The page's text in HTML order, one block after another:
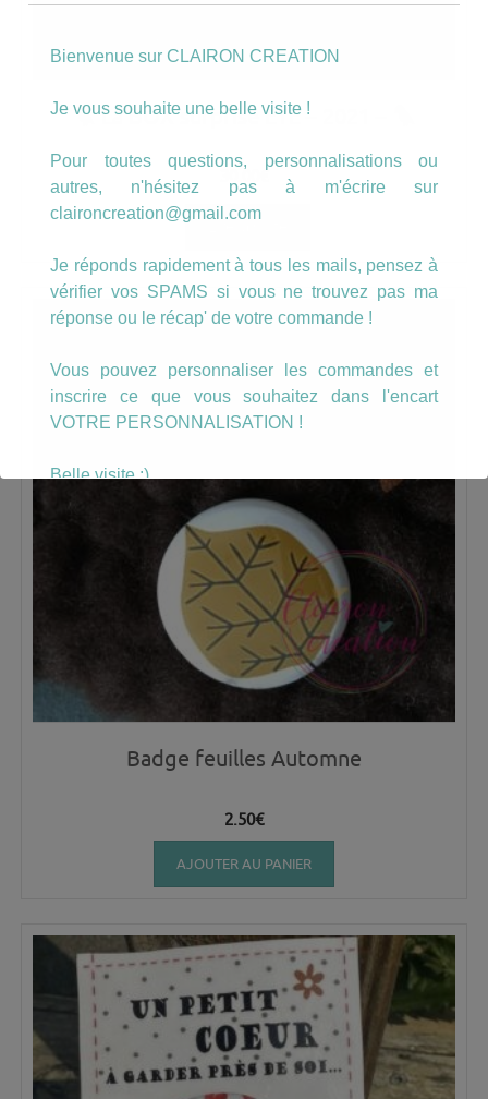
La BOX surprise ETE – 2021 –
€
Badge feuilles Automne
2.50€
AJOUTER AU PANIER
Bienvenue sur CLAIRON CREATION
Je vous souhaite une belle visite !
Pour toutes questions, personnalisations ou
autres, n'hésitez pas à m'écrire sur
claironcreation@gmail.com
Je réponds rapidement à tous les mails, pensez à
vérifier vos SPAMS si vous ne trouvez pas ma
réponse ou le récap' de votre commande !
Vous pouvez personnaliser les commandes et
inscrire ce que vous souhaitez dans l'encart
VOTRE PERSONNALISATION !
Belle visite :)